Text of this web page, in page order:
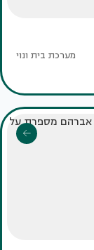
מערכת בית ונוי